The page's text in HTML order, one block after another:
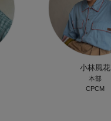
小林風花
本部
CPCM